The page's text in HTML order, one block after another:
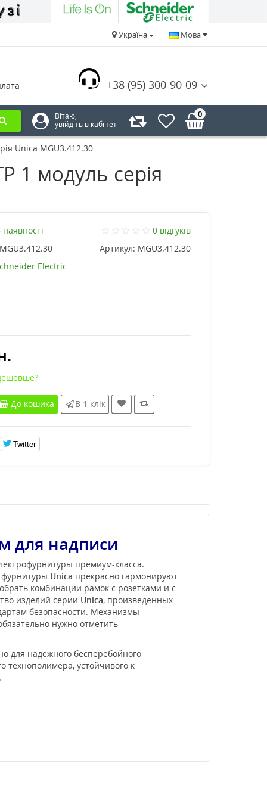
Мова
Україна
+38 (95) 300-90-09
Вітаю,
увійдіть в кабінет
0
Unica MGU3.412.30
1 модуль серія
наявності
0 відгуків
MGU3.412.30 Артикул: MGU3.412.30
Electric
До кошика В 1 клік
Twitter
для надписи
премиум-класса.
Unica прекрасно гармонируют
комбинации рамок с розетками и с
изделий серии Unica, произведенных
безопасности. Механизмы
нужно отметить
для надежного бесперебойного
устойчивого к